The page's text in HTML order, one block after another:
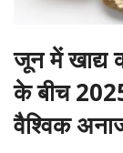
जून में खाद्य
के बीच
वैश्विक